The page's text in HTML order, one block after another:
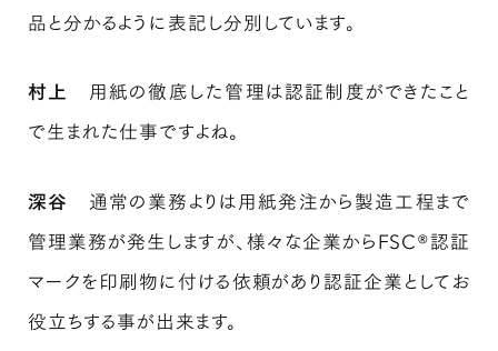
品と分かるように表記し分別しています。
村上
用紙の徹底した管理は認証制度ができたこと
で生まれた仕事ですよね。
深谷
通常の業務よりは用紙発注から製造工程まで
管理業務が発生しますが、様々な企業からFSC®認証
マークを印刷物に付ける依頼があり認証企業としてお
役立ちする事が出来ます。